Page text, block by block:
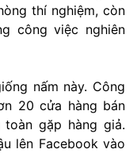
thí nghiệm, còn
công việc nghiên
nấm này. Công
20 cửa hàng bán
gặp hàng giả.
lên Facebook vào